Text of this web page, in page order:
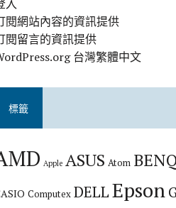
入
閱網站內容的資訊提供
閱留言的資訊提供
台灣繁體中文
標籤
Apple ASUS Atom
Computex DELLEpson